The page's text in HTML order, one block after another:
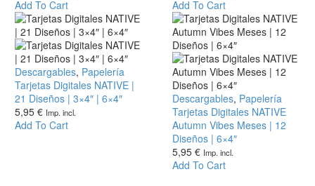
Diseños
en
6×4»
|
Descargables
para
Scrapbooking
y
Project
Life
Add To Cart
en
3×4»
y
6×4»
|
Descargables
para
Scrapbooking
y
Project
Life
Add To Cart
Tarjetas
Digitales
NATIVE
|
21
Descargables, Papelería
Tarjetas Digitales NATIVE |
21 Diseños | 3×4″ | 6×4″
5,95 € Imp. incl.
Add To Cart
Tarjetas
Digitales
NATIVE
Autumn
Vibes
Meses
Descargables, Papelería
Tarjetas Digitales NATIVE
Autumn Vibes Meses | 12
Diseños | 6×4″
5,95 € Imp. incl.
Add To Cart